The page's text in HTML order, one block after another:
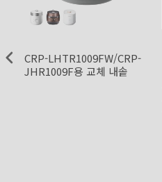
CRP-LHTR1009FW/CRP-
JHR1009F용 교체 내솥